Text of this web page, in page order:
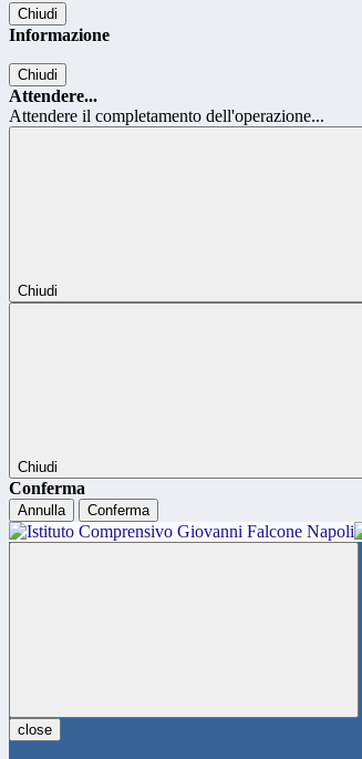
Chiudi
Informazione
Chiudi
Attendere...
Attendere il completamento dell'operazione...
Chiudi
Chiudi
Conferma
Annulla Conferma
close